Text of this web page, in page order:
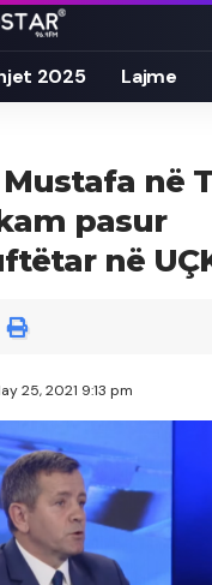
2025 Lajme
në
pasur
në
25, 2021 9:13 pm